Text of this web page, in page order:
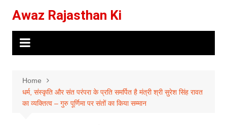
content
Awaz Rajasthan Ki
Home
धर्म, संस्कृति और संत परंपरा के प्रति समर्पित है मंत्री श्री सुरेश सिंह रावत
का व्यक्तित्व – गुरु पूर्णिमा पर संतों का किया सम्मान